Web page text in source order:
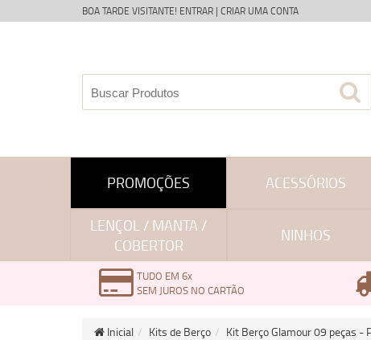
BOA TARDE VISITANTE! ENTRAR | CRIAR UMA CONTA
PROMOÇÕES ACESSÓRIOS
LENÇOL / MANTA /
COBERTOR
NINHOS
TUDO EM 6x
SEM JUROS NO CARTÃO
Inicial Kits de Berço Kit Berço Glamour 09 peças -